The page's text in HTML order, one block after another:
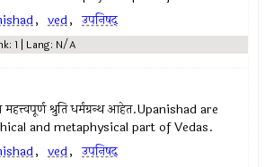
, ved, उपनिषद्‍
1 | Lang: N/A
महत्त्वपूर्ण श्रुति धर्मग्रन्थ आहेत.Upanishad are
and metaphysical part of Vedas.
, ved, उपनिषद्‍